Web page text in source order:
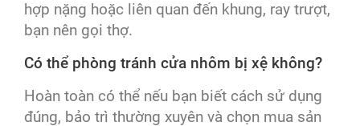
hợp nặng hoặc liên quan đến khung, ray trượt,
bạn nên gọi thợ.
Có thể phòng tránh cửa nhôm bị xệ không?
Hoàn toàn có thể nếu bạn biết cách sử dụng
đúng, bảo trì thường xuyên và chọn mua sản